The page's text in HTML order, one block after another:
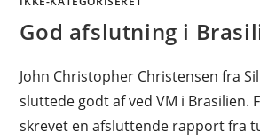
God afslutning i
John Christopher Christensen fra
sluttede godt af ved VM i Brasilien.
skrevet en afsluttende rapport fra